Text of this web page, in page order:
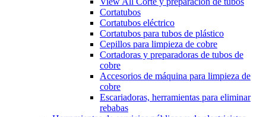
Cortatubos
Cortatubos eléctrico
Cortatubos para tubos de plástico
Cepillos para limpieza de cobre
Cortadoras y preparadoras de tubos de
cobre
Accesorios de máquina para limpieza de
cobre
Escariadoras, herramientas para eliminar
rebabas